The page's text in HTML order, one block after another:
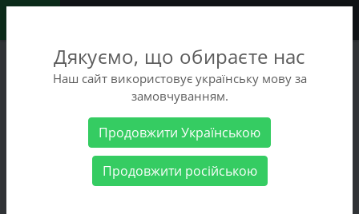
+38 (068) 486-90-09
+38 (093) 486-90-09
Жіночі товари Жіноче взуття Босоніжки Mida 25206(10)
Босоніжки Mida 25206(10)
Дякуємо, що обираєте нас
Наш сайт використовує українську мову за
замовчуванням.
Продовжити Українською
Продовжити російською